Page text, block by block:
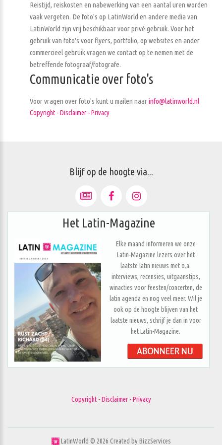
Reistijd, reiskosten en nabewerking van een aantal uren worden
vaak vergeten. De foto's op LatinWorld en andere media van
LatinWorld zijn vrij beschikbaar voor privé gebruik. Voor het
gebruik van foto's voor flyers, portfolio, op websites en ander
commercieel gebruik vragen we contact op te nemen met de
betreffende fotograaf/fotografe.
Communicatie over foto's
Voor vragen over foto's kunt u mailen naarinfo@latinworld.nl
Copyright - Disclaimer - Privacy
Blijf op de hoogte via...
Het Latin-Magazine
Elke maand informeren we onze
Latin-Magazine lezers over het
laatste latin nieuws met o.a.
interviews, recensies, uitgaanstips,
winacties voor feesten/concerten, de
latin agenda en nog veel meer. Wil je
ook op de hoogte blijven van het
laatste nieuws, schrijf je dan in voor
het Latin-Magazine.
Copyright - Disclaimer - Privacy
LatinWorld © 2026 Created byBizzServices